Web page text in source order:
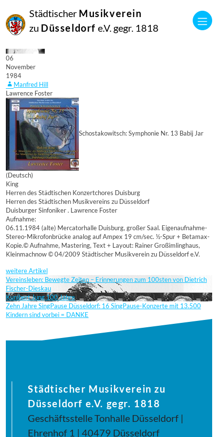
Städtischer Musikverein
zu Düsseldorf e.V. gegr. 1818
06
November
1984
Manfred Hill
Lawrence Foster
Schostakowitsch: Symphonie Nr. 13 Babij Jar
(Deutsch)
King
Herren des Städtischen Konzertchores Duisburg
Herren des Städtischen Musikvereins zu Düsseldorf
Duisburger Sinfoniker . Lawrence Foster
Aufnahme:
06.11.1984 (alte) Mercatorhalle Duisburg, großer Saal. Eigenaufnahme-
Stereo-Mikrofonbrücke analog auf Ampex 19 cm/sec. ½-Spur + Betamax-
Kopie.© Aufnahme, Mastering, Text + Layout: Rainer Großimlinghaus,
Kleinmachnow © 04/2009 Städtischer Musikverein zu Düsseldorf e.V.
weitere Artikel
Vereinsleben: Bewegte Zeiten – Erinnerungen zum 100sten von Dietrich
Fischer-Dieskau
Kunibert Jung 100 Jahre
Zehn Jahre SingPause Düsseldorf: 16 SingPause-Konzerte mit 13.500
Kindern sind vorbei = DANKE
Städtischer Musikverein zu
Düsseldorf e.V. gegr. 1818
Geschäftsstelle Tonhalle Düsseldorf |
Ehrenhof 1 | 40479 Düsseldorf